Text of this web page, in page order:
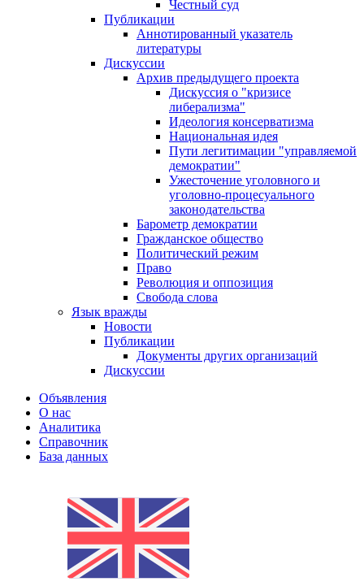
Честный суд
Публикации
Аннотированный указатель
литературы
Дискуссии
Архив предыдущего проекта
Дискуссия о "кризисе
либерализма"
Идеология консерватизма
Национальная идея
Пути легитимации "управляемой
демократии"
Ужесточение уголовного и
уголовно-процесуального
законодательства
Барометр демократии
Гражданское общество
Политический режим
Право
Революция и оппозиция
Свобода слова
Язык вражды
Новости
Публикации
Документы других организаций
Дискуссии
Объявления
О нас
Аналитика
Справочник
База данных